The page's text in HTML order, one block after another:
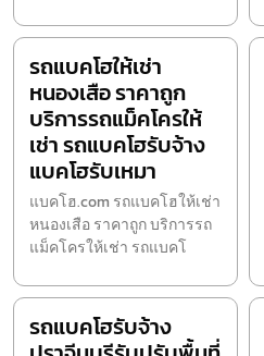
รถแบคโฮให้เช่า
หนองเสือ ราคาถูก
บริการรถแม็คโครให้
เช่า รถแบคโฮรับจ้าง
แบคโฮรับเหมา
แบคโฮ.com รถแบคโฮให้เช่า
หนองเสือ ราคาถูก บริการรถ
แม็คโครให้เช่า รถแบคโ
รถแบคโฮรับจ้าง